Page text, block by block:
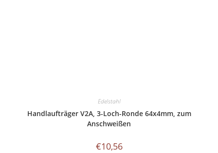
Edelstahl
Handlaufträger V2A, 3-Loch-Ronde 64x4mm, zum
Anschweißen
€10,56